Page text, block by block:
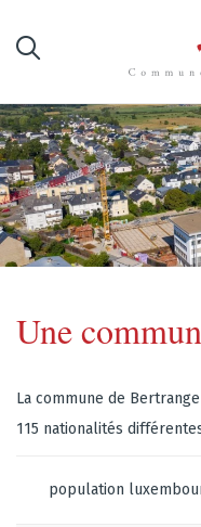
Une
La commune de
115 nationalités
population